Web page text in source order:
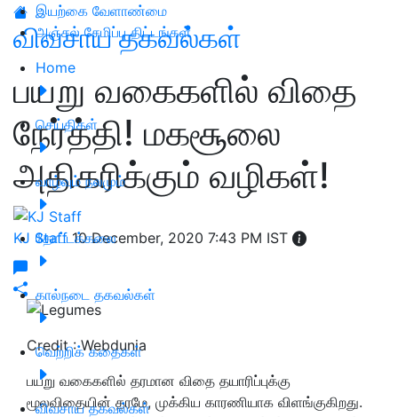
இயற்கை வேளாண்மை
அஞ்சல் சேமிப்பு திட்டங்கள்
Home
செய்திகள்
வாழ்வும் நலமும்
தோட்டக்கலை
கால்நடை தகவல்கள்
வெற்றிக் கதைகள்
விவசாய தகவல்கள்
விவசாய தகவல்கள்
பயறு வகைகளில் விதை
நேர்த்தி! மகசூலை
அதிகரிக்கும் வழிகள்!
KJ Staff 10 December, 2020 7:43 PM IST
Credit : Webdunia
பயறு வகைகளில் தரமான விதை தயாரிப்புக்கு
மூலவிதையின் தரமே, முக்கிய காரணியாக விளங்குகிறது.